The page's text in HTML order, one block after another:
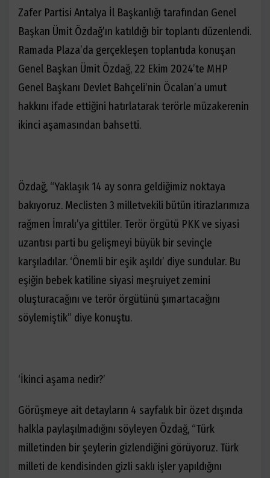
Zafer Partisi Antalya İl Başkanlığı tarafından Genel
Başkan Ümit Özdağ’ın katıldığı bir toplantı düzenlendi.
Ramada Plaza’da gerçekleşen toplantıda konuşan
Genel Başkan Ümit Özdağ, 22 Ekim 2024’te MHP
Genel Başkanı Devlet Bahçeli’nin Öcalan’a umut
hakkını ifade ettiğini hatırlatarak terörle müzakerenin
ikinci aşamasından bahsetti.
Özdağ, “Yaklaşık 14 ay sonra geldiğimiz noktaya
bakıyoruz. Meclisten 3 milletvekili bütün itirazlarımıza
rağmen İmralı’ya gittiler. Terör örgütü PKK ve siyasi
uzantısı parti bu gelişmeyi büyük bir sevinçle
karşıladılar. ‘Önemli bir eşik aşıldı’ diye sundular. Bu
eşiğin bebek katiline siyasi meşruiyet zemini
oluşturacağını ve terör örgütünü şımartacağını
söylemiştik” diye konuştu.
‘İkinci aşama nedir?’
Görüşmeye ait detayların 4 sayfalık bir özet dışında
halkla paylaşılmadığını söyleyen Özdağ, “Türk
milletinden bir şeylerin gizlendiğini görüyoruz. Türk
milleti de kendisinden gizli saklı işler yapıldığını